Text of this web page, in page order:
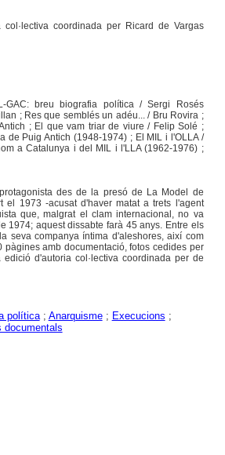
coordinada per Ricard de Vargas
GAC: breu biografia política / Sergi Rosés
; Res que semblés un adéu... / Bru Rovira ;
; El que vam triar de viure / Felip Solé ;
de Puig Antich (1948-1974) ; El MIL i l'OLLA /
a Catalunya i del MIL i l'LLA (1962-1976) ;
des de la presó de La Model de
el 1973 -acusat d'haver matat a trets l'agent
que, malgrat el clam internacional, no va
1974; aquest dissabte farà 45 anys. Entre els
seva companya íntima d'aleshores, així com
amb documentació, fotos cedides per
d'autoria col·lectiva coordinada per de
política; Anarquisme; Execucions ;
documentals